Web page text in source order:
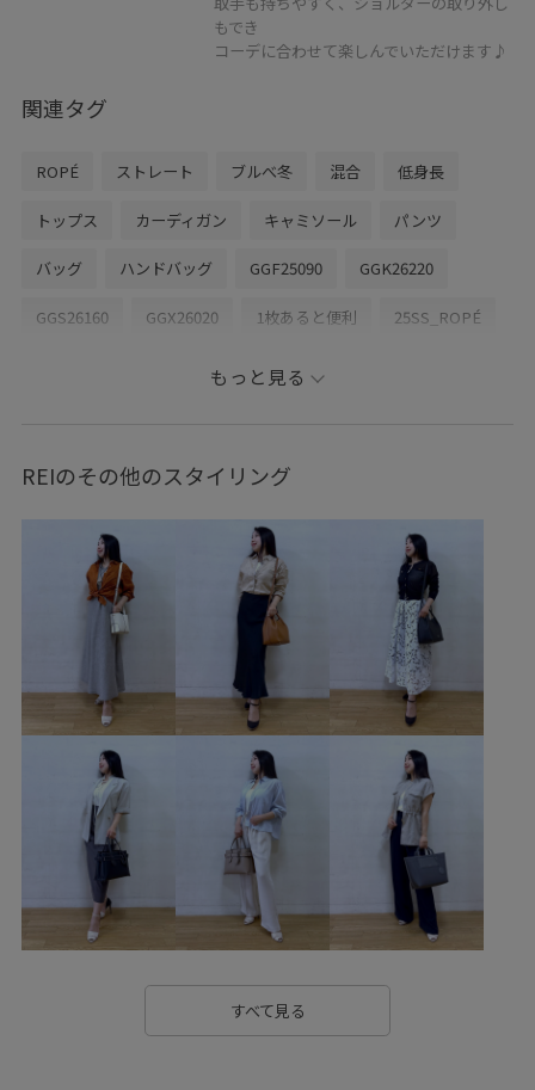
もでき
コーデに合わせて楽しんでいただけます♪
関連タグ
ROPÉ ストレート ブルべ冬 混合 低身長
トップス カーディガン キャミソール パンツ
バッグ ハンドバッグ GGF25090 GGK26220
GGS26160 GGX26020 1枚あると便利 25SS_ROPÉ
Exclusive_GW
ROPÉ_RECOMMEND BOTTOMS
ROPE_スタイルアップボトム ROPÉ_リネンアイテム
Spring KNIT Spring TOPS Sサイズフェア対象
さらっとした肌触り さらりとした
インナー インナーキャミソール オンにもオフにも
カジュアル カップ付き
カップ付きキャミソール ギンガムチェック クルーネック
コットン100% サンダル シアーカーディガン
シフォン シワになりにくい
シンプルなデザイン シンプルなニット ジャケット
スカート
スッキリ スッキリ見え ストラップ
もっと見る
REIのその他のスタイリング
すべて見る